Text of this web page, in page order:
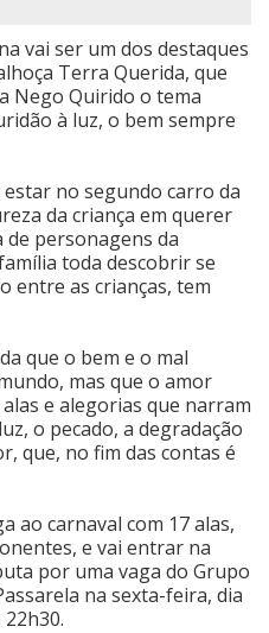
vai ser um dos destaques
Terra Querida, que
Nego Quirido o tema
à luz, o bem sempre
no segundo carro da
da criança em querer
de personagens da
toda descobrir se
entre as crianças, tem
que o bem e o mal
mas que o amor
e alegorias que narram
o pecado, a degradação
que, no fim das contas é
ao carnaval com 17 alas,
e vai entrar na
por uma vaga do Grupo
na sexta-feira, dia